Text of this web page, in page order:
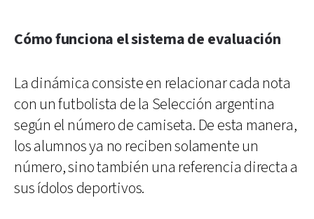
Cómo funciona el sistema de evaluación
La dinámica consiste en relacionar cada nota
con un futbolista de la Selección argentina
según el número de camiseta. De esta manera,
los alumnos ya no reciben solamente un
número, sino también una referencia directa a
sus ídolos deportivos.